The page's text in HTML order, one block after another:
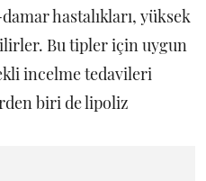
hastalıkları, yüksek
Bu tipler için uygun
incelme tedavileri
biri de lipoliz